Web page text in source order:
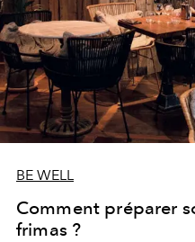
BE WELL
Comment préparer
frimas ?